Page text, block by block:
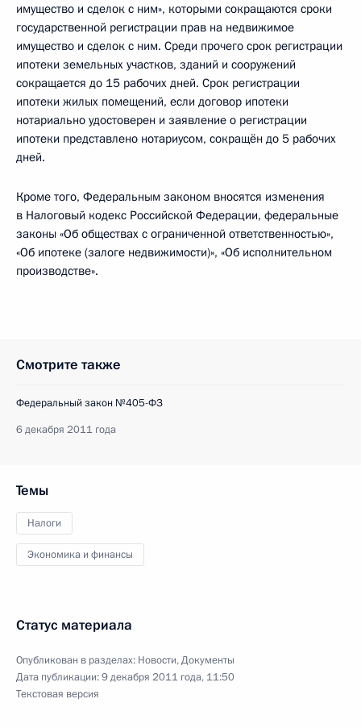
имущество и сделок с ним», которыми сокращаются сроки
государственной регистрации прав на недвижимое
имущество и сделок с ним. Среди прочего срок регистрации
ипотеки земельных участков, зданий и сооружений
сокращается до 15 рабочих дней. Срок регистрации
ипотеки жилых помещений, если договор ипотеки
нотариально удостоверен и заявление о регистрации
ипотеки представлено нотариусом, сокращён до 5 рабочих
дней.
Кроме того, Федеральным законом вносятся изменения
в Налоговый кодекс Российской Федерации, федеральные
законы «Об обществах с ограниченной ответственностью»,
«Об ипотеке (залоге недвижимости)», «Об исполнительном
производстве».
Смотрите также
Федеральный закон №405-ФЗ
6 декабря 2011 года
Темы
Налоги
Экономика и финансы
Статус материала
Опубликован в разделах: Новости,Документы
Дата публикации:9 декабря 2011 года, 11:50
Текстовая версия